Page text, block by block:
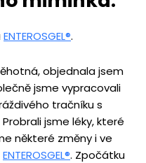
ENTEROSGEL®.
objednala jsem
jsme vypracovali
tračníku s
jsme léky, které
některé změny i ve
ENTEROSGEL®. Zpočátku